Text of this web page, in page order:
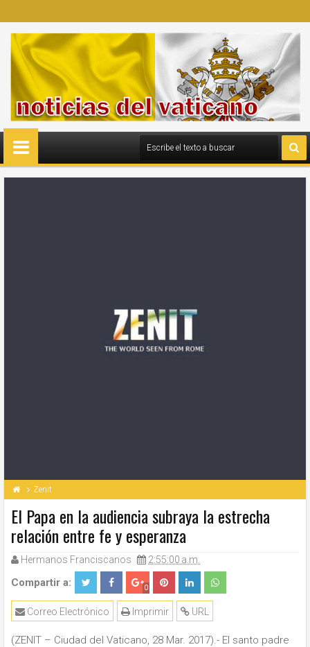
Zenit
El Papa en la audiencia subraya la estrecha
relación entre fe y esperanza
Hermanos Franciscanos 2:55:00 a.m.
Compartir a: 0
URL
Imprimir
Correo Electrónico
(ZENIT – Ciudad del Vaticano, 28 Mar. 2017).- El santo padre